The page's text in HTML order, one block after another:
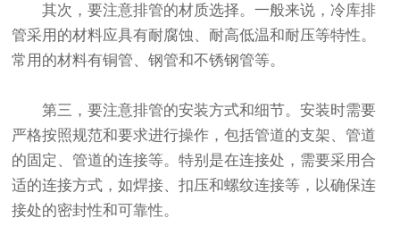
其次，要注意排管的材质选择。一般来说，冷库排
管采用的材料应具有耐腐蚀、耐高低温和耐压等特性。
常用的材料有铜管、钢管和不锈钢管等。
第三，要注意排管的安装方式和细节。安装时需要
严格按照规范和要求进行操作，包括管道的支架、管道
的固定、管道的连接等。特别是在连接处，需要采用合
适的连接方式，如焊接、扣压和螺纹连接等，以确保连
接处的密封性和可靠性。